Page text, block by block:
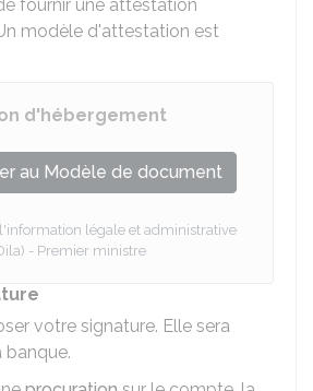
fournir une attestation
modèle d'attestation est
d'hébergement
au Modèle de document
légale et administrative
- Premier ministre
votre signature. Elle sera
banque.